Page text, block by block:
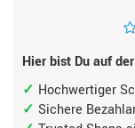
Hier bist Du auf
Hochwertiger
Sichere